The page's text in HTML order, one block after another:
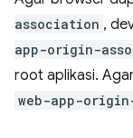
association ,
app-origin-
root aplikasi.
web-app-